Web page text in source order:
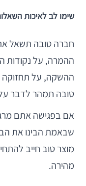
שימו לב לאיכות
חברה טובה תשאל
ההמרה, על נקודות
ההשקה, על תחזוקה
טובה תמהר לדבר
אם בפגישה אתם
שבאמת הבינו את
מוצר טוב חייב
מהירה.